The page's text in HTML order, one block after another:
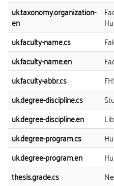
uk.taxonomy.organization-
en
uk.faculty-name.cs
uk.faculty-name.en
uk.faculty-abbr.cs
uk.degree-discipline.cs
uk.degree-discipline.en
uk.degree-program.cs
uk.degree-program.en
thesis.grade.cs